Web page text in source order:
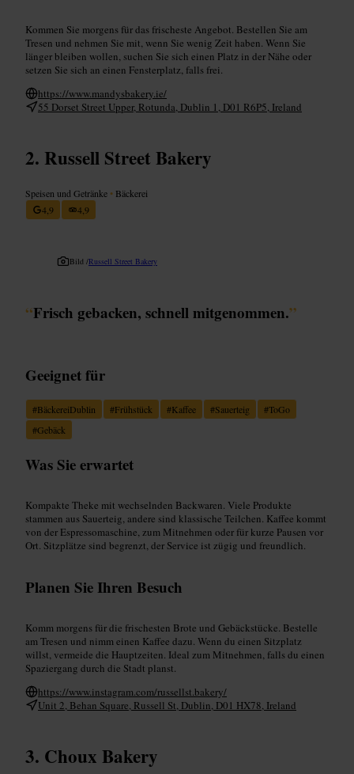
Kommen Sie morgens für das frischeste Angebot. Bestellen Sie am
Tresen und nehmen Sie mit, wenn Sie wenig Zeit haben. Wenn Sie
länger bleiben wollen, suchen Sie sich einen Platz in der Nähe oder
setzen Sie sich an einen Fensterplatz, falls frei.
https://www.mandysbakery.ie/
55 Dorset Street Upper, Rotunda, Dublin 1, D01 R6P5, Ireland
Russell Street Bakery
Speisen und Getränke • Bäckerei
4,9
4,9
Bild /Russell Street Bakery
“Frisch gebacken, schnell mitgenommen.”
Geeignet für
#BäckereiDublin #Frühstück #Kaffee #Sauerteig #ToGo
#Gebäck
Was Sie erwartet
Kompakte Theke mit wechselnden Backwaren. Viele Produkte
stammen aus Sauerteig, andere sind klassische Teilchen. Kaffee kommt
von der Espressomaschine, zum Mitnehmen oder für kurze Pausen vor
Ort. Sitzplätze sind begrenzt, der Service ist zügig und freundlich.
Planen Sie Ihren Besuch
Komm morgens für die frischesten Brote und Gebäckstücke. Bestelle
am Tresen und nimm einen Kaffee dazu. Wenn du einen Sitzplatz
willst, vermeide die Hauptzeiten. Ideal zum Mitnehmen, falls du einen
Spaziergang durch die Stadt planst.
https://www.instagram.com/russellst.bakery/
Unit 2, Behan Square, Russell St, Dublin, D01 HX78, Ireland
Choux Bakery